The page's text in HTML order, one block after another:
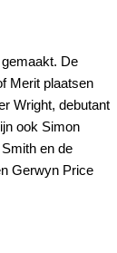
De
Merit plaatsen
Wright, debutant
ook Simon
en de
Gerwyn Price